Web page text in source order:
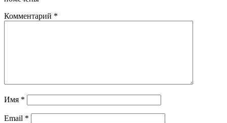
Комментарий *
Имя *
Email *